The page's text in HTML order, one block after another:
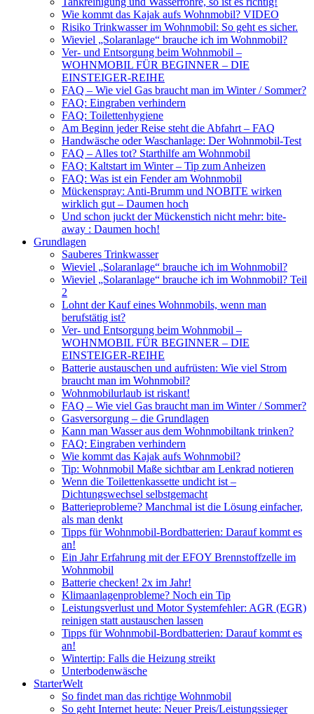
Wie kommt das Kajak aufs Wohnmobil? VIDEO
Risiko Trinkwasser im Wohnmobil: So geht es sicher.
Wieviel „Solaranlage“ brauche ich im Wohnmobil?
Ver- und Entsorgung beim Wohnmobil –
WOHNMOBIL FÜR BEGINNER – DIE
EINSTEIGER-REIHE
FAQ – Wie viel Gas braucht man im Winter / Sommer?
FAQ: Eingraben verhindern
FAQ: Toilettenhygiene
Am Beginn jeder Reise steht die Abfahrt – FAQ
Handwäsche oder Waschanlage: Der Wohnmobil-Test
FAQ – Alles tot? Starthilfe am Wohnmobil
FAQ: Kaltstart im Winter – Tip zum Anheizen
FAQ: Was ist ein Fender am Wohnmobil
Mückenspray: Anti-Brumm und NOBITE wirken
wirklich gut – Daumen hoch
Und schon juckt der Mückenstich nicht mehr: bite-
away : Daumen hoch!
Grundlagen
Sauberes Trinkwasser
Wieviel „Solaranlage“ brauche ich im Wohnmobil?
Wieviel „Solaranlage“ brauche ich im Wohnmobil? Teil
2
Lohnt der Kauf eines Wohnmobils, wenn man
berufstätig ist?
Ver- und Entsorgung beim Wohnmobil –
WOHNMOBIL FÜR BEGINNER – DIE
EINSTEIGER-REIHE
Batterie austauschen und aufrüsten: Wie viel Strom
braucht man im Wohnmobil?
Wohnmobilurlaub ist riskant!
FAQ – Wie viel Gas braucht man im Winter / Sommer?
Gasversorgung – die Grundlagen
Kann man Wasser aus dem Wohnmobiltank trinken?
FAQ: Eingraben verhindern
Wie kommt das Kajak aufs Wohnmobil?
Tip: Wohnmobil Maße sichtbar am Lenkrad notieren
Wenn die Toilettenkassette undicht ist –
Dichtungswechsel selbstgemacht
Batterieprobleme? Manchmal ist die Lösung einfacher,
als man denkt
Tipps für Wohnmobil-Bordbatterien: Darauf kommt es
an!
Ein Jahr Erfahrung mit der EFOY Brennstoffzelle im
Wohnmobil
Batterie checken! 2x im Jahr!
Klimaanlagenprobleme? Noch ein Tip
Leistungsverlust und Motor Systemfehler: AGR (EGR)
reinigen statt austauschen lassen
Tipps für Wohnmobil-Bordbatterien: Darauf kommt es
an!
Wintertip: Falls die Heizung streikt
Unterbodenwäsche
StarterWelt
So findet man das richtige Wohnmobil
So geht Internet heute: Neuer Preis/Leistungssieger